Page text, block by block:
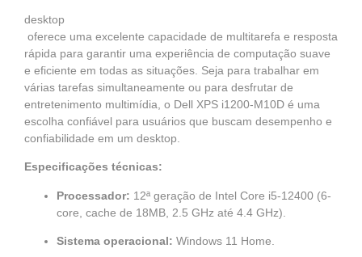
desktop
oferece uma excelente capacidade de multitarefa e resposta
rápida para garantir uma experiência de computação suave
e eficiente em todas as situações. Seja para trabalhar em
várias tarefas simultaneamente ou para desfrutar de
entretenimento multimídia, o Dell XPS i1200-M10D é uma
escolha confiável para usuários que buscam desempenho e
confiabilidade em um desktop.
Especificações técnicas:
Processador: 12ª geração de Intel Core i5-12400 (6-
core, cache de 18MB, 2.5 GHz até 4.4 GHz).
Sistema operacional: Windows 11 Home.